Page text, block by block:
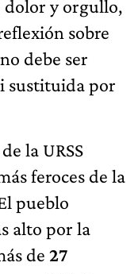
dolor y orgullo,
sobre
debe ser
sustituida por
la URSS
feroces de la
pueblo
alto por la
de 27